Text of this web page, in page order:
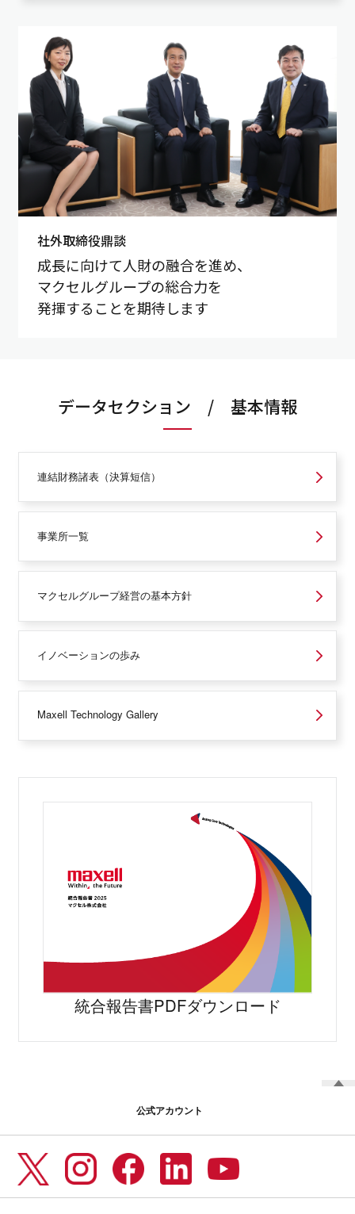
社外取締役鼎談
成長に向けて人財の融合を進め、
マクセルグループの総合力を
発揮することを期待します
データセクション / 基本情報
連結財務諸表（決算短信）
事業所一覧
マクセルグループ経営の基本方針
イノベーションの歩み
Maxell Technology Gallery
統合報告書PDFダウンロード
公式アカウント